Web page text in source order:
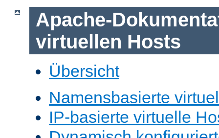
Apache-
virtuellen Hosts
Übersicht
Namensbasierte
IP-basierte virtuelle